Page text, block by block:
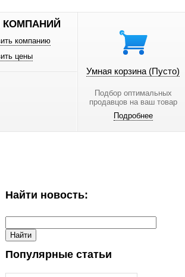
КОМПАНИЙ
компанию
цены
Умная корзина (Пусто)
Подбор оптимальных
продавцов на ваш товар
Подробнее
Найти новость:
Популярные статьи